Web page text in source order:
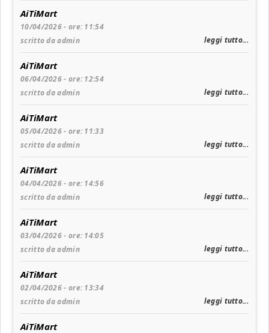
AiTiMart
10/04/2026 - ore: 11:54
scritto da admin
leggi tutto...
AiTiMart
06/04/2026 - ore: 12:54
scritto da admin
leggi tutto...
AiTiMart
05/04/2026 - ore: 11:33
scritto da admin
leggi tutto...
AiTiMart
04/04/2026 - ore: 14:56
scritto da admin
leggi tutto...
AiTiMart
03/04/2026 - ore: 14:05
scritto da admin
leggi tutto...
AiTiMart
02/04/2026 - ore: 13:34
scritto da admin
leggi tutto...
AiTiMart